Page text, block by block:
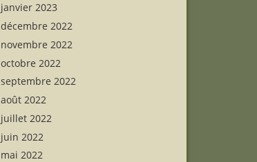
janvier 2023
décembre 2022
novembre 2022
octobre 2022
septembre 2022
août 2022
juillet 2022
juin 2022
mai 2022